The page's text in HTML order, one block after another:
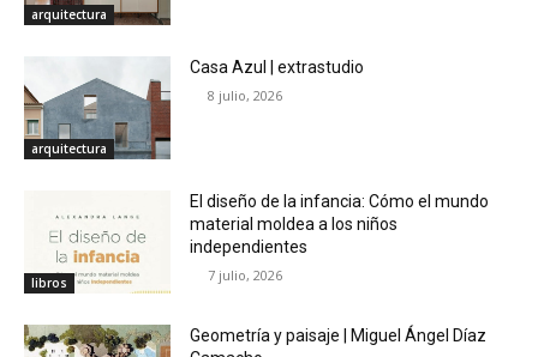
arquitectura
arquitectura
Casa Azul | extrastudio
8 julio, 2026
libros
El diseño de la infancia: Cómo el mundo
material moldea a los niños
independientes
7 julio, 2026
Geometría y paisaje | Miguel Ángel Díaz